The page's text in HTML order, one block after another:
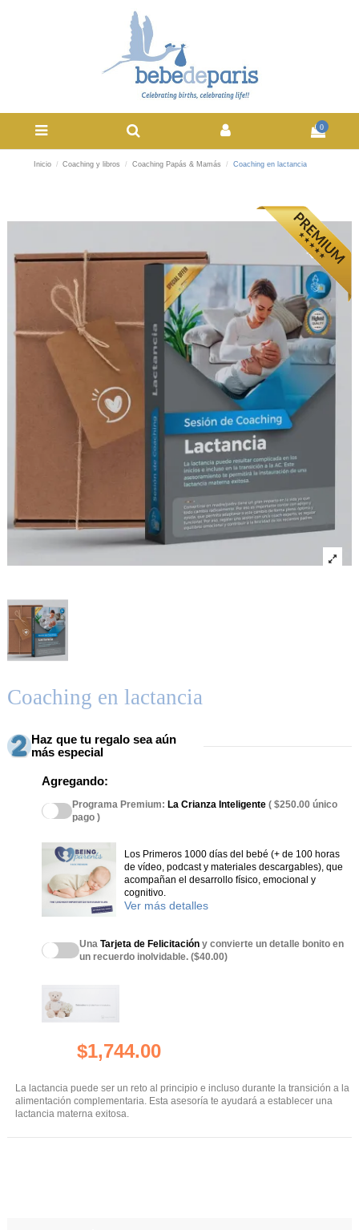
0
Inicio Coaching y libros Coaching Papás & Mamás Coaching en lactancia
Coaching en lactancia
Haz que tu regalo sea aún
más especial
Agregando:
Programa Premium: La Crianza Inteligente ( $250.00 único
pago )
Los Primeros 1000 días del bebé (+ de 100 horas
de vídeo, podcast y materiales descargables), que
acompañan el desarrollo físico, emocional y
cognitivo.
Ver más detalles
UnaTarjeta de Felicitación y convierte un detalle bonito en
un recuerdo inolvidable. ($40.00)
$1,744.00
La lactancia puede ser un reto al principio e incluso durante la transición a la
alimentación complementaria. Esta asesoría te ayudará a establecer una
lactancia materna exitosa.